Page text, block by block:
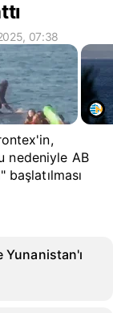
07:38
nedeniyle AB
başlatılması